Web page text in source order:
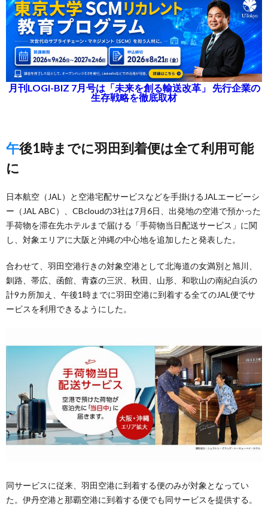
月刊LOGI-BIZ 7月号は「未来を創る輸送改革」 先行企業の
生存戦略を徹底取材
午後1時までに羽田到着便は全て利用可能
に
日本航空（JAL）と空港宅配サービスなどを手掛けるJALエービーシ
ー（JAL ABC）、CBcloudの3社は7月6日、出発地の空港で預かった
手荷物を滞在先ホテルまで届ける「手荷物当日配送サービス」に関
し、対象エリアに大阪と沖縄の中心地を追加したと発表した。
合わせて、羽田空港行きの対象空港として北海道の女満別と旭川、
釧路、帯広、函館、青森の三沢、秋田、山形、和歌山の南紀白浜の
計9カ所加え、午後1時までに羽田空港に到着する全てのJAL便でサ
ービスを利用できるようにした。
同サービスに従来、羽田空港に到着する便のみが対象となってい
た。伊丹空港と那覇空港に到着する便でも同サービスを提供する。